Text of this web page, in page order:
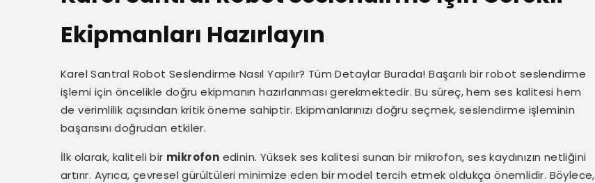
Ekipmanları Hazırlayın
Karel Santral Robot Seslendirme Nasıl Yapılır? Tüm Detaylar Burada! Başarılı bir robot seslendirme
işlemi için öncelikle doğru ekipmanın hazırlanması gerekmektedir. Bu süreç, hem ses kalitesi hem
de verimlilik açısından kritik öneme sahiptir. Ekipmanlarınızı doğru seçmek, seslendirme işleminin
başarısını doğrudan etkiler.
İlk olarak, kaliteli bir mikrofon edinin. Yüksek ses kalitesi sunan bir mikrofon, ses kaydınızın netliğini
artırır. Ayrıca, çevresel gürültüleri minimize eden bir model tercih etmek oldukça önemlidir. Böylece,